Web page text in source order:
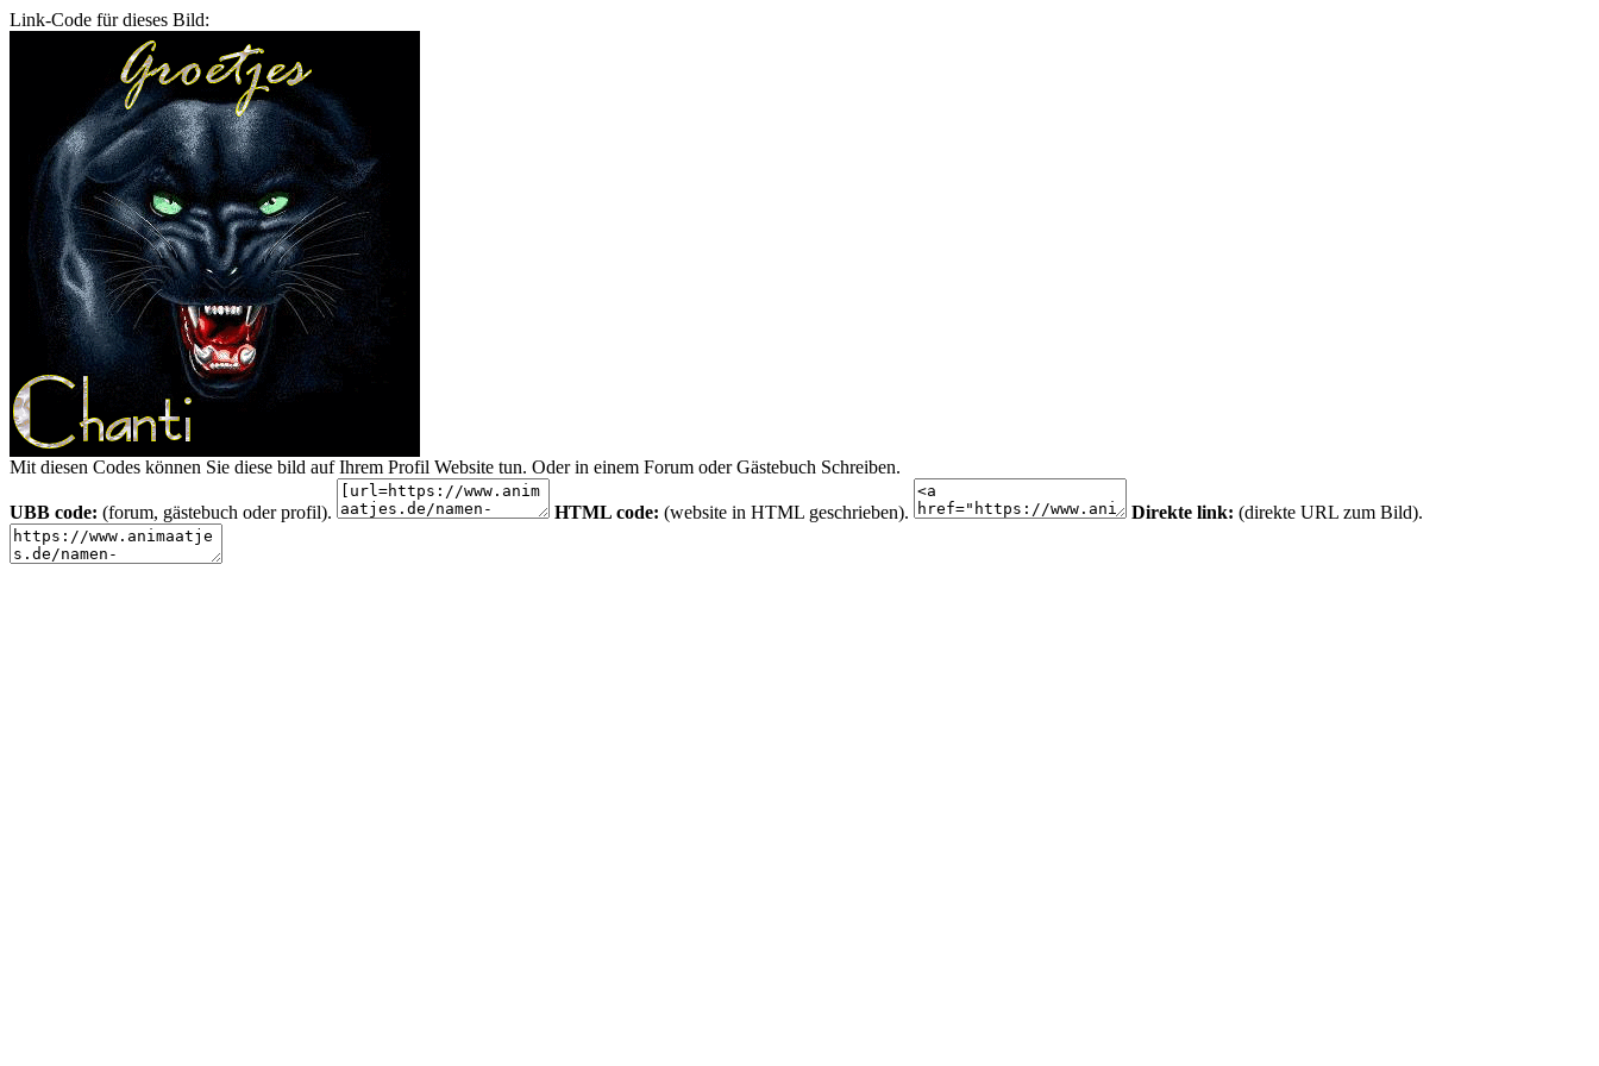
Link-Code für dieses Bild:
Mit diesen Codes können Sie diese bild auf Ihrem Profil Website tun. Oder in einem Forum oder Gästebuch Schreiben.
UBB code: (forum, gästebuch oder profil). HTML code: (website in HTML geschrieben). Direkte link: (direkte URL zum Bild).